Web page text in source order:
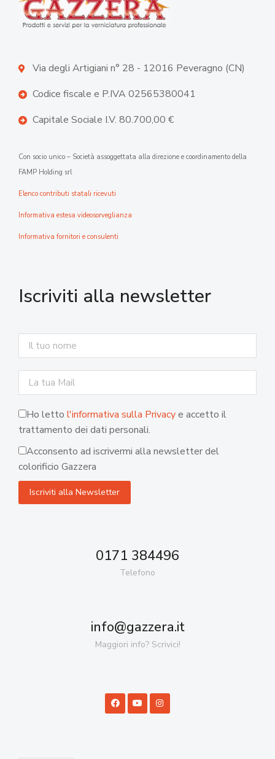
Via degli Artigiani n° 28 - 12016 Peveragno (CN)
Codice fiscale e P.IVA 02565380041
Capitale Sociale I.V. 80.700,00 €
Con socio unico – Società assoggettata alla direzione e coordinamento della
FAMP Holding srl
Elenco contributi statali ricevuti
Informativa estesa videosorveglianza
Informativa fornitori e consulenti
Iscriviti alla newsletter
Ho letto l'informativa sulla Privacye accetto il
trattamento dei dati personali.
Acconsento ad iscrivermi alla newsletter del
colorificio Gazzera
0171 384496
Telefono
info@gazzera.it
Maggiori info? Scrivici!